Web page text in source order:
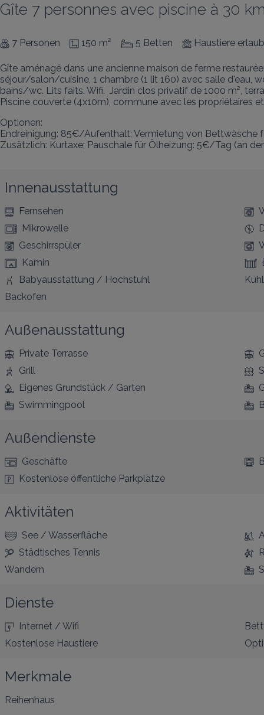
Gîte 7 personnes avec piscine à 30
7 Personen 150 m² 5 Betten Haustiere
Gîte aménagé dans une ancienne maison de ferme
séjour/salon/cuisine, 1 chambre (1 lit 160) avec salle d'eau,
bains/wc. Lits faits. Wifi.  Jardin clos privatif de 1000 m²,
Piscine couverte (4x10m), commune avec les propriétaires
Optionen:
Endreinigung: 85€/Aufenthalt; Vermietung von
Zusätzlich: Kurtaxe; Pauschale für Ölheizung: 5€/Tag (an
Innenausstattung
Fernsehen
Mikrowelle
Geschirrspüler
Kamin
Babyausstattung / Hochstuhl
Backofen
Außenausstattung
Private Terrasse
Grill
Eigenes Grundstück / Garten
Swimmingpool
Außendienste
Geschäfte
Kostenlose öffentliche Parkplätze
Aktivitäten
See / Wasserfläche
Städtisches Tennis
Wandern
Dienste
Internet / Wifi
Kostenlose Haustiere
Merkmale
Reihenhaus